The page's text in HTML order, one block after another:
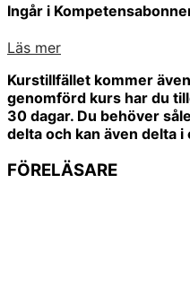
Ingår i
Läs mer
Kurstillfället kommer
genomförd kurs har du
30 dagar. Du behöver
delta och kan även delta
FÖRELÄSARE